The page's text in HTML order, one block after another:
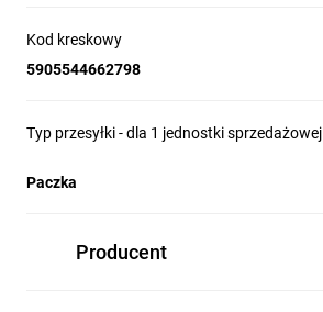
Kod kreskowy
5905544662798
Typ przesyłki - dla 1 jednostki sprzedażowej
Paczka
Producent